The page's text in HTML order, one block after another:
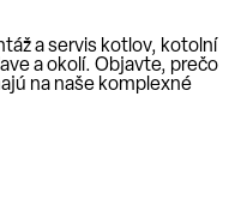
a servis kotlov, kotolní
a okolí. Objavte, prečo
na naše komplexné